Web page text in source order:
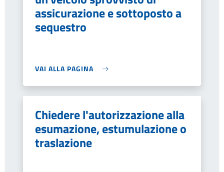
assicurazione e sottoposto a
sequestro
VAI ALLA PAGINA
Chiedere l'autorizzazione alla
esumazione, estumulazione o
traslazione